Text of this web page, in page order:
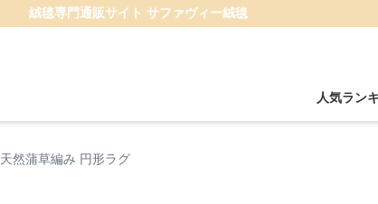
絨毯専門通販サイト サファヴィー絨毯
人気ラン
天然蒲草編み 円形ラグ